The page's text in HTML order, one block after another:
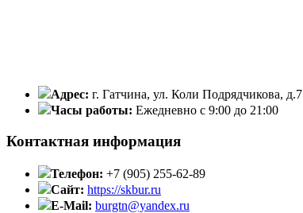
Адрес: г. Гатчина, ул. Коли Подрядчикова, д.7
Часы работы: Ежедневно с 9:00 до 21:00
Контактная информация
Телефон: +7 (905) 255-62-89
Сайт: https://skbur.ru
E-Mail: burgtn@yandex.ru